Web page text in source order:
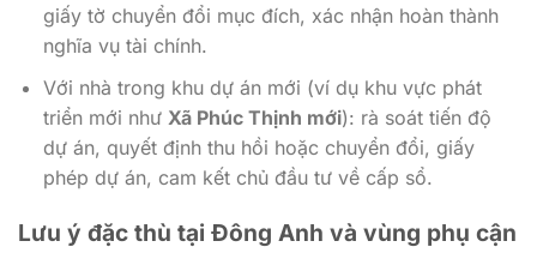
giấy tờ chuyển đổi mục đích, xác nhận hoàn thành
nghĩa vụ tài chính.
Với nhà trong khu dự án mới (ví dụ khu vực phát
triển mới như Xã Phúc Thịnh mới): rà soát tiến độ
dự án, quyết định thu hồi hoặc chuyển đổi, giấy
phép dự án, cam kết chủ đầu tư về cấp sổ.
Lưu ý đặc thù tại Đông Anh và vùng phụ cận